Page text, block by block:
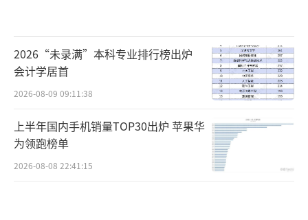
2026“未录满”本科专业排行榜出炉
会计学居首
2026-08-09 09:11:38
上半年国内手机销量TOP30出炉 苹果华
为领跑榜单
2026-08-08 22:41:15